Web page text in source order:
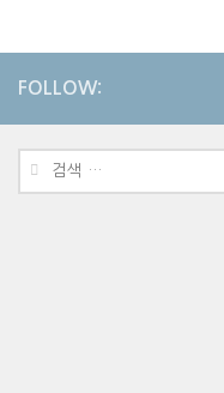
FOLLOW:
검